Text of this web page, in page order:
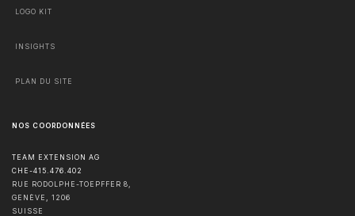
LOGO KIT
INSIGHTS
PLAN DU SITE
NOS COORDONNÉES
TEAM EXTENSION AG
CHE-415.476.402
RUE RODOLPHE-TOEPFFER 8,
GENÈVE
1206
SUISSE